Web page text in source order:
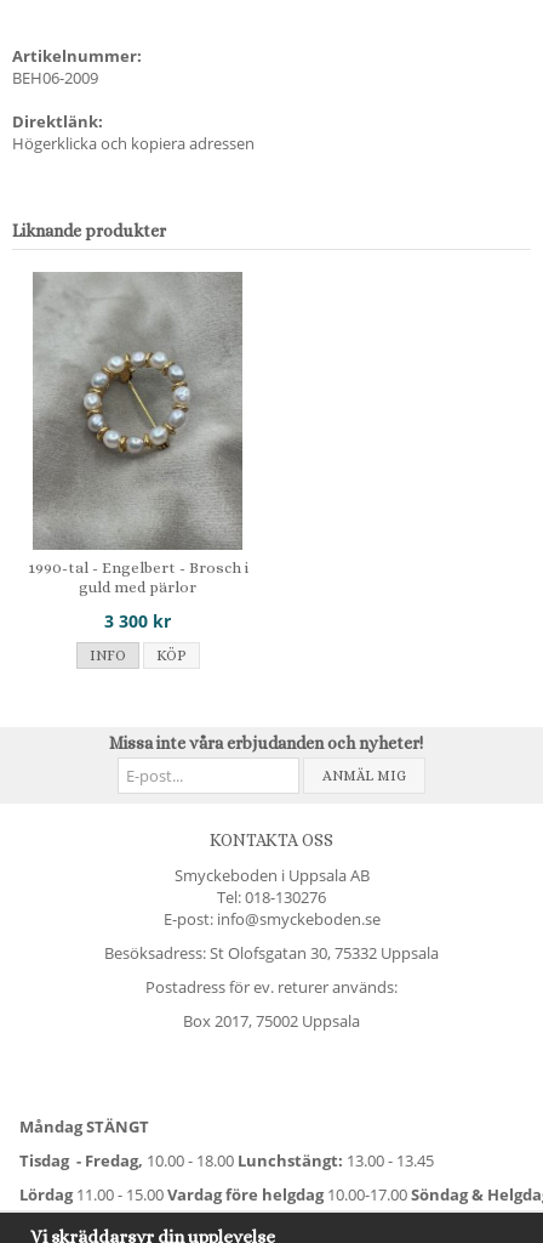
Artikelnummer:
BEH06-2009
Direktlänk:
Högerklicka och kopiera adressen
Liknande produkter
1990-tal - Engelbert - Brosch i
guld med pärlor
3 300 kr
INFO KÖP
Missa inte våra erbjudanden och nyheter!
ANMÄL MIG
KONTAKTA OSS
Smyckeboden i Uppsala AB
Tel:018-130276
E-post: info@smyckeboden.se
Besöksadress: St Olofsgatan 30, 75332 Uppsala
Postadress för ev. returer används:
Box 2017, 75002 Uppsala
Måndag STÄNGT
Tisdag - Fredag, 10.00 - 18.00 Lunchstängt: 13.00 - 13.45
Lördag11.00 - 15.00Vardag före helgdag10.00-17.00Söndag &
För avvikande öppettider:Titta här
Vi skräddarsyr din upplevelse